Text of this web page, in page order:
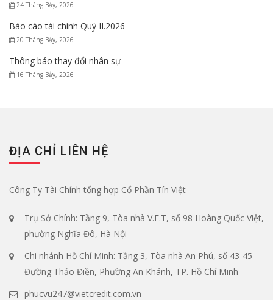
24 Tháng Bảy, 2026
Báo cáo tài chính Quý II.2026
20 Tháng Bảy, 2026
Thông báo thay đổi nhân sự
16 Tháng Bảy, 2026
ĐỊA CHỈ LIÊN HỆ
Công Ty Tài Chính tổng hợp Cổ Phần Tín Việt
Trụ Sở Chính: Tầng 9, Tòa nhà V.E.T, số 98 Hoàng Quốc Việt,
phường Nghĩa Đô, Hà Nội
Chi nhánh Hồ Chí Minh: Tầng 3, Tòa nhà An Phú, số 43-45
Đường Thảo Điền, Phường An Khánh, TP. Hồ Chí Minh
phucvu247@vietcredit.com.vn